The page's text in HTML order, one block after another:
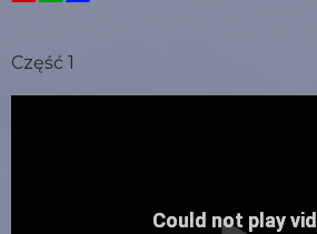
Część 1
Could not play